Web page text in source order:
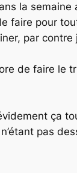
la semaine
faire pour
par contre
de faire
ça
pas